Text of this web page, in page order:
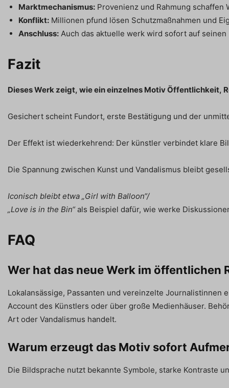
Marktmechanismus: Provenienz und Rahmung schaffen
Konflikt: Millionen pfund lösen Schutzmaßnahmen und
Anschluss: Auch das aktuelle werk wird sofort auf
Fazit
Dieses Werk zeigt, wie ein einzelnes Motiv Öffentlichkeit,
Gesichert scheint Fundort, erste Bestätigung und der
Der Effekt ist wiederkehrend: Der künstler verbindet klare
Die Spannung zwischen Kunst und Vandalismus bleibt
Iconisch bleibt etwa „Girl with Balloon“/
„Love is in the Bin“als Beispiel dafür, wie werke
FAQ
Wer hat das neue Werk im
Lokalansässige, Passanten und vereinzelte
Account des Künstlers oder über große Medienhäuser.
Art oder Vandalismus handelt.
Warum erzeugt das Motiv sofort
Die Bildsprache nutzt bekannte Symbole, starke Kontraste